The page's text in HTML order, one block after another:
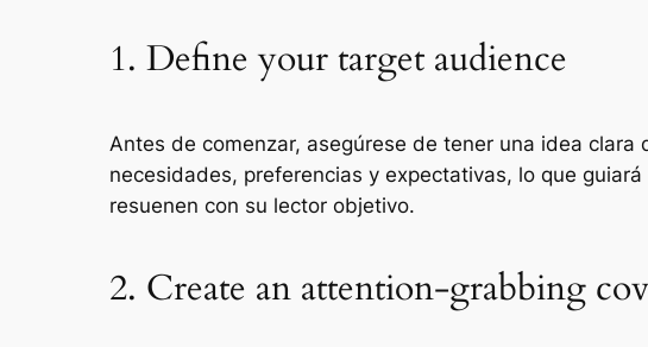
1. Define your target audience
Antes de comenzar, asegúrese de tener una idea
necesidades, preferencias y expectativas, lo que
resuenen con su lector objetivo.
2. Create an attention-grabbing